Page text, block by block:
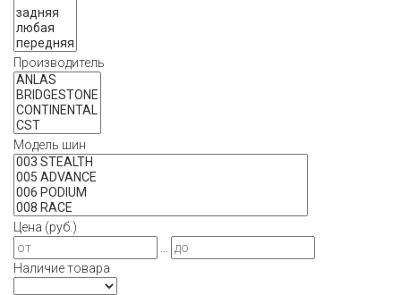
Производитель
Модель шин
Цена (руб.)
Наличие товара